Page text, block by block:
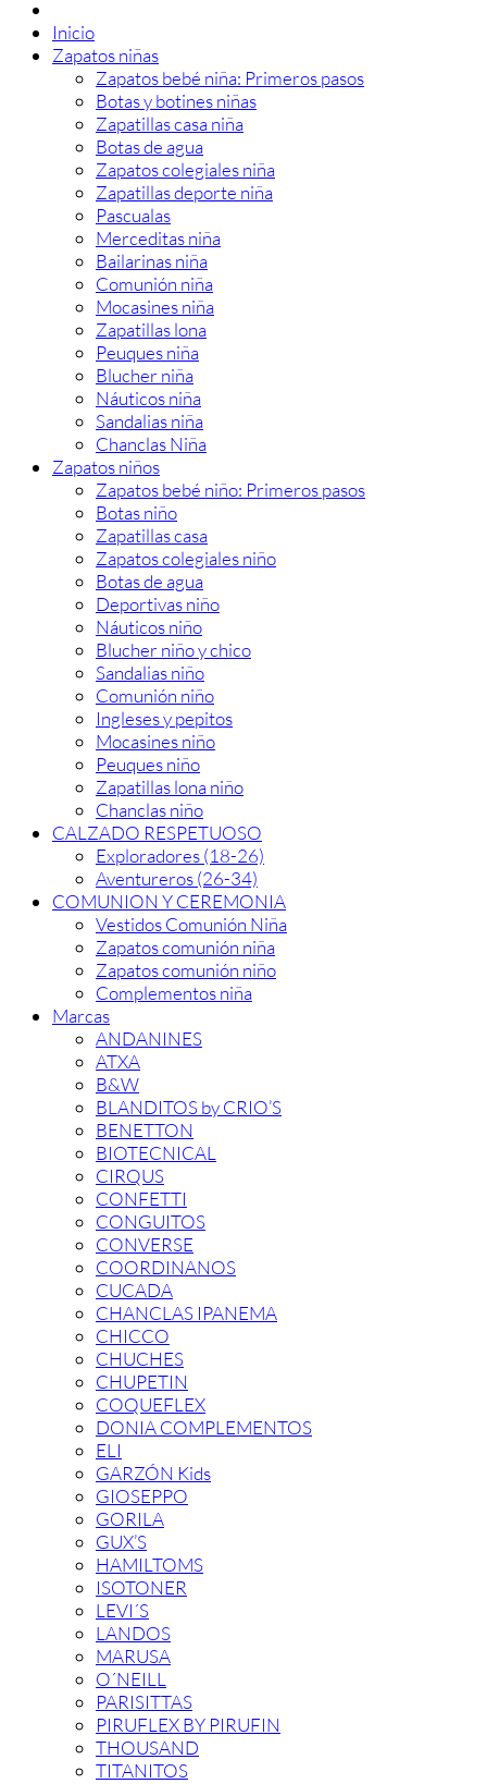
Inicio
Zapatos niñas
Zapatos bebé niña: Primeros pasos
Botas y botines niñas
Zapatillas casa niña
Botas de agua
Zapatos colegiales niña
Zapatillas deporte niña
Pascualas
Merceditas niña
Bailarinas niña
Comunión niña
Mocasines niña
Zapatillas lona
Peuques niña
Blucher niña
Náuticos niña
Sandalias niña
Chanclas Niña
Zapatos niños
Zapatos bebé niño: Primeros pasos
Botas niño
Zapatillas casa
Zapatos colegiales niño
Botas de agua
Deportivas niño
Náuticos niño
Blucher niño y chico
Sandalias niño
Comunión niño
Ingleses y pepitos
Mocasines niño
Peuques niño
Zapatillas lona niño
Chanclas niño
CALZADO RESPETUOSO
Exploradores (18-26)
Aventureros (26-34)
COMUNION Y CEREMONIA
Vestidos Comunión Niña
Zapatos comunión niña
Zapatos comunión niño
Complementos niña
Marcas
ANDANINES
ATXA
B&W
BLANDITOS by CRIO’S
BENETTON
BIOTECNICAL
CIRQUS
CONFETTI
CONGUITOS
CONVERSE
COORDINANOS
CUCADA
CHANCLAS IPANEMA
CHICCO
CHUCHES
CHUPETIN
COQUEFLEX
DONIA COMPLEMENTOS
ELI
GARZÓN Kids
GIOSEPPO
GORILA
GUX’S
HAMILTOMS
ISOTONER
LEVI´S
LANDOS
MARUSA
O´NEILL
PARISITTAS
PIRUFLEX BY PIRUFIN
THOUSAND
TITANITOS